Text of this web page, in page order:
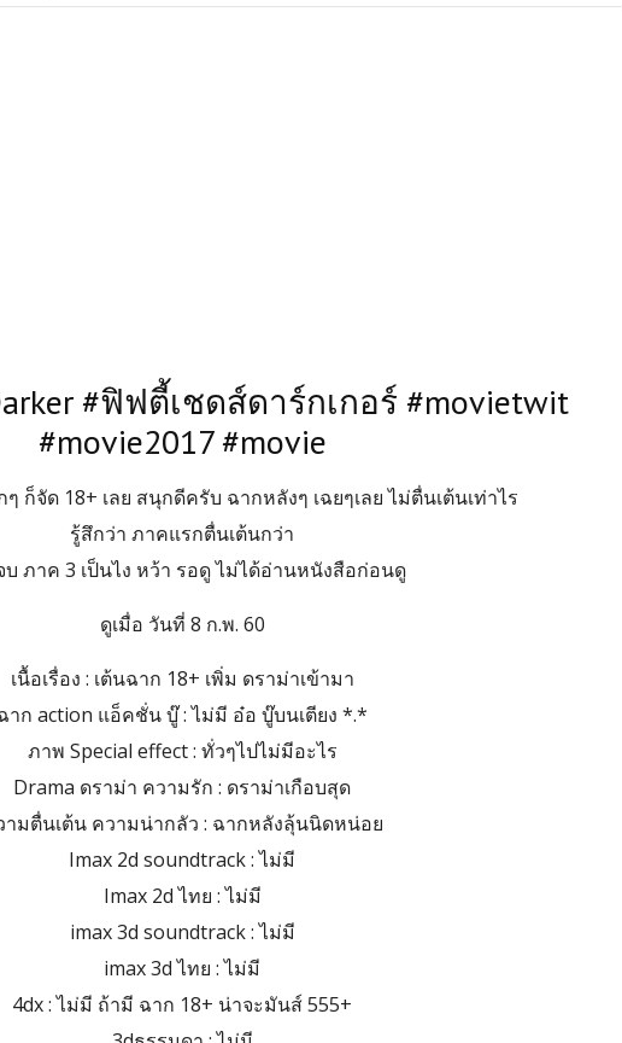
#ฟิฟตี้เชดส์ดาร์กเกอร์ #movietwit
#movie2017 #movie
ก็จัด 18+ เลย สนุกดีครับ ฉากหลังๆ เฉยๆเลย ไม่ตื่นเต้นเท่าไร
รู้สึกว่า ภาคแรกตื่นเต้นกว่า
ภาค 3 เป็นไง หว้า รอดู ไม่ได้อ่านหนังสือก่อนดู
ดูเมื่อ วันที่ 8 ก.พ. 60
เนื้อเรื่อง : เต้นฉาก 18+ เพิ่ม ดราม่าเข้ามา
าก action แอ็คชั่น บู๊ : ไม่มี อ๋อ บู๊บนเตียง *.*
ภาพ Special effect : ทั่วๆไปไม่มีอะไร
Drama ดราม่า ความรัก : ดราม่าเกือบสุด
ามตื่นเต้น ความน่ากลัว : ฉากหลังลุ้นนิดหน่อย
Imax 2d soundtrack : ไม่มี
Imax 2d ไทย : ไม่มี
imax 3d soundtrack : ไม่มี
imax 3d ไทย : ไม่มี
4dx : ไม่มี ถ้ามี ฉาก 18+ น่าจะมันส์ 555+